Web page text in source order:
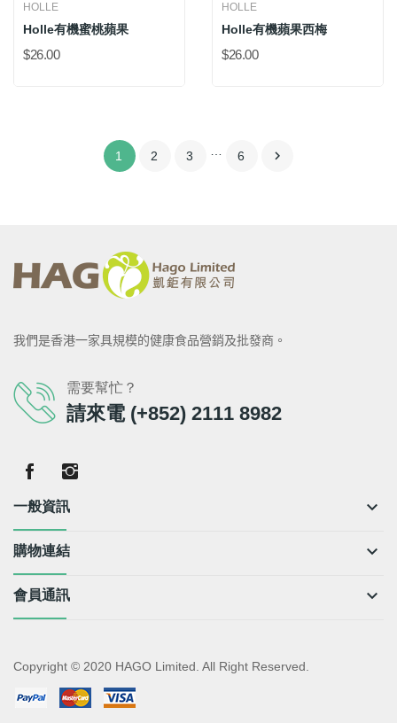
HOLLE
Holle有機蜜桃蘋果
$26.00
HOLLE
Holle有機蘋果西梅
$26.00
1 2 3 6 
我們是香港一家具規模的健康食品營銷及批發商。
需要幫忙？
請來電 (+852) 2111 8982
一般資訊 keyboard_arrow_down
購物連結 keyboard_arrow_down
會員通訊 keyboard_arrow_down
Copyright © 2020 HAGO Limited. All Right Reserved.